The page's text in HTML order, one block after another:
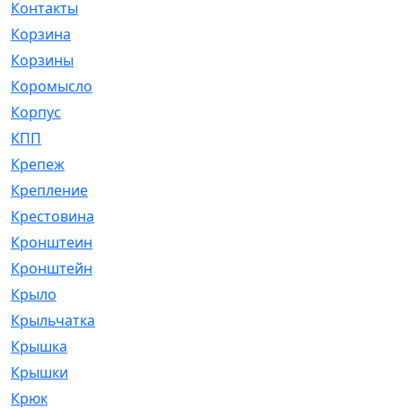
Контакты
Корзина
Корзины
Коромысло
Корпус
КПП
Крепеж
Крепление
Крестовина
Кронштеин
Кронштейн
Крыло
Крыльчатка
Крышка
Крышки
Крюк